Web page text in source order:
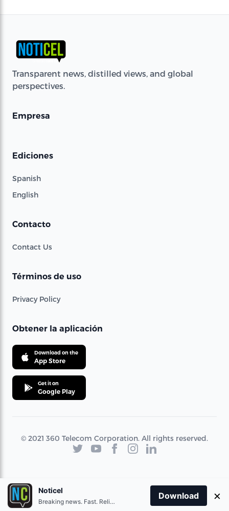
Transparent news, distilled views, and global
perspectives.
Empresa
Ediciones
Spanish
English
Contacto
Contact Us
Términos de uso
Privacy Policy
Obtener la aplicación
Download on the
App Store
Get it on
Google Play
© 2021 360 Telecom Corporation. All rights reserved.
Noticel
Breaking news. Fast. Reliable.
Download ×